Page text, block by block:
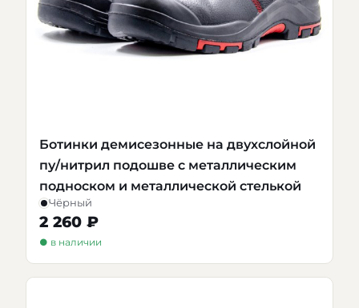
Ботинки демисезонные на двухслойной
пу/нитрил подошве с металлическим
подноском и металлической стелькой
Чёрный
2 260 ₽
● в наличии